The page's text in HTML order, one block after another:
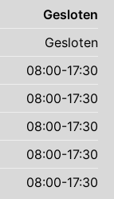
Gesloten
Gesloten
08:00-17:30
08:00-17:30
08:00-17:30
08:00-17:30
08:00-17:30